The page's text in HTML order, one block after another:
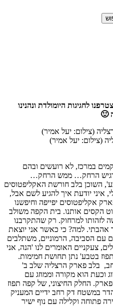
הצטרפנו לחגיגות היומולדת ונהנינו
יעל אמיר)
לא רועשים ובהם
הרחק… ממש הרחק…
בלב חורשת האקליפטוסים
איך להגיע לשם אבל,
יפייפה וחיפשנו
אותנו. בית הקפה משולב
למרחוק. רק שהתקרבנו
למה? כי כאשר אני יוצאת
הרמוניים, משתלבים
האומרים לנו 'הנה, אני
נתן תחושת חמימות.
הרצליה שלב ב'
מקורה וממוזג עם
החיצוני, של קפה תפוז
דק רחב ידיים המעניק
וקלילה עם נוף ישיר